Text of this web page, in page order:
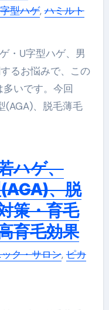
型ハゲ,ハミルト
るお悩みで、この
いです。今回
(AGA)、脱毛薄毛
ハゲ、
、脱
策・育毛
育毛効果
ク・サロン,ピカ